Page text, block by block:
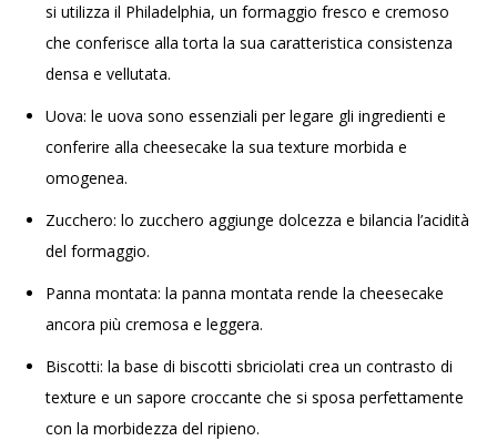
si utilizza il Philadelphia, un formaggio fresco e cremoso
che conferisce alla torta la sua caratteristica consistenza
densa e vellutata.
Uova: le uova sono essenziali per legare gli ingredienti e
conferire alla cheesecake la sua texture morbida e
omogenea.
Zucchero: lo zucchero aggiunge dolcezza e bilancia l’acidità
del formaggio.
Panna montata: la panna montata rende la cheesecake
ancora più cremosa e leggera.
Biscotti: la base di biscotti sbriciolati crea un contrasto di
texture e un sapore croccante che si sposa perfettamente
con la morbidezza del ripieno.